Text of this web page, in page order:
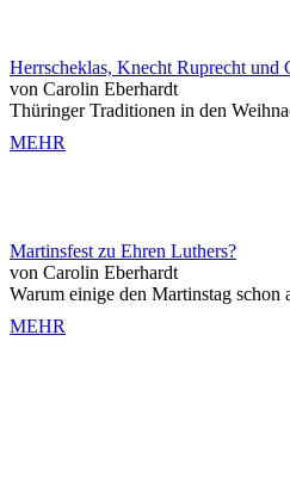
Herrscheklas, Knecht Ruprecht und
von Carolin Eberhardt
Thüringer Traditionen in den
MEHR
Martinsfest zu Ehren Luthers?
von Carolin Eberhardt
Warum einige den Martinstag schon
MEHR